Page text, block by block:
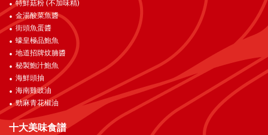
特鮮菇粉 (不加味精)
金湯酸菜魚醬
街頭魚蛋醬
蠔皇極品鮑魚
地道招牌炆腩醬
秘製鮑汁鮑魚
海鮮頭抽
海南雞豉油
勁麻青花椒油
十大美味食譜